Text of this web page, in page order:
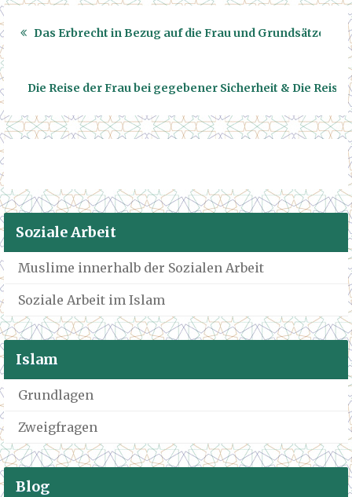
Das Erbrecht in Bezug auf die Frau und Grundsätze
Die Reise der Frau bei gegebener Sicherheit & Die
Soziale Arbeit
Muslime innerhalb der Sozialen Arbeit
Soziale Arbeit im Islam
Islam
Grundlagen
Zweigfragen
Blog